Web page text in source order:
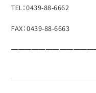
TEL：0439-88-6662
FAX：0439-88-6663